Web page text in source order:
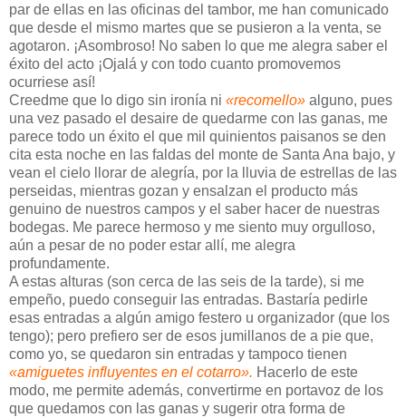
par de ellas en las oficinas del tambor, me han comunicado
que desde el mismo martes que se pusieron a la venta, se
agotaron. ¡Asombroso! No saben lo que me alegra saber el
éxito del acto ¡Ojalá y con todo cuanto promovemos
ocurriese así!
Creedme que lo digo sin ironía ni «recomello» alguno, pues
una vez pasado el desaire de quedarme con las ganas, me
parece todo un éxito el que mil quinientos paisanos se den
cita esta noche en las faldas del monte de Santa Ana bajo, y
vean el cielo llorar de alegría, por la lluvia de estrellas de las
perseidas, mientras gozan y ensalzan el producto más
genuino de nuestros campos y el saber hacer de nuestras
bodegas. Me parece hermoso y me siento muy orgulloso,
aún a pesar de no poder estar allí, me alegra
profundamente.
A estas alturas (son cerca de las seis de la tarde), si me
empeño, puedo conseguir las entradas. Bastaría pedirle
esas entradas a algún amigo festero u organizador (que los
tengo); pero prefiero ser de esos jumillanos de a pie que,
como yo, se quedaron sin entradas y tampoco tienen
«amiguetes influyentes en el cotarro». Hacerlo de este
modo, me permite además, convertirme en portavoz de los
que quedamos con las ganas y sugerir otra forma de